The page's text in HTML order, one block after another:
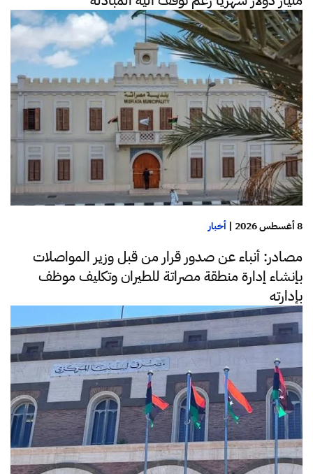
8 أغسطس 2026 | أخبار
مصادر: أنباء عن صدور قرار من قبل وزير المواصلات
بإنشاء إدارة منطقة مصراتة للطيران وتكليف موظف
بإدارته